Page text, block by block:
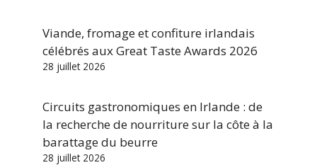
Viande, fromage et confiture irlandais
célébrés aux Great Taste Awards 2026
28 juillet 2026
Circuits gastronomiques en Irlande : de
la recherche de nourriture sur la côte à la
barattage du beurre
28 juillet 2026